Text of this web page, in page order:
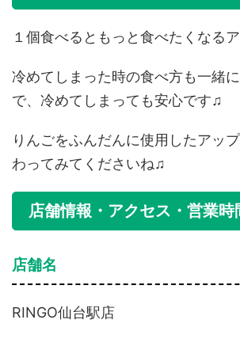
１個食べるともっと食べたくなるア
冷めてしまった時の食べ方も一緒
で、冷めてしまっても安心です♫
りんごをふんだんに使用したアッ
わってみてくださいね♫
店舗情報・アクセス・営業時
店舗名
RINGO仙台駅店